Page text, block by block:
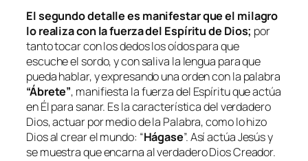
El segundo detalle es manifestar que el milagro
lo realiza con la fuerza del Espíritu de Dios; por
tanto tocar con los dedos los oídos para que
escuche el sordo, y con saliva la lengua para que
pueda hablar, y expresando una orden con la palabra
“Ábrete”, manifiesta la fuerza del Espíritu que actúa
en Él para sanar. Es la característica del verdadero
Dios, actuar por medio de la Palabra, como lo hizo
Dios al crear el mundo: “Hágase”. Así actúa Jesús y
se muestra que encarna al verdadero Dios Creador.